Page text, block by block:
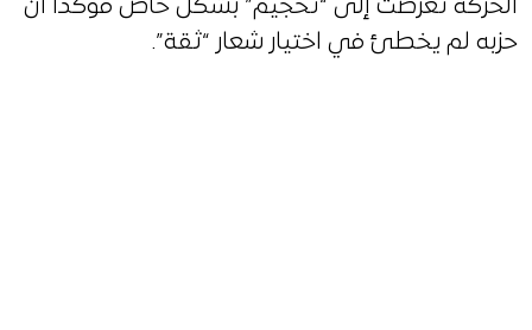
الحركة تعرضت إلى “تحجيم” بشكل خاص مؤكدا أن
حزبه لم يخطئ في اختيار شعار “ثقة”.